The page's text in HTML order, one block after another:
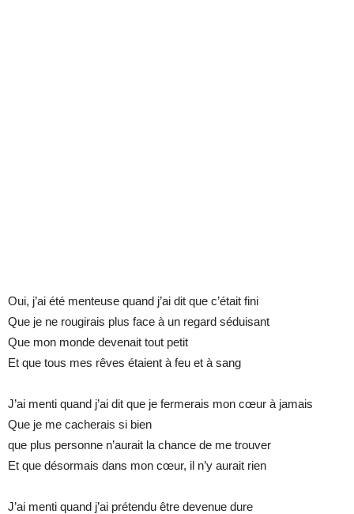
Oui, j’ai été menteuse quand j’ai dit que c’était fini
Que je ne rougirais plus face à un regard séduisant
Que mon monde devenait tout petit
Et que tous mes rêves étaient à feu et à sang
J’ai menti quand j’ai dit que je fermerais mon cœur à jamais
Que je me cacherais si bien
que plus personne n’aurait la chance de me trouver
Et que désormais dans mon cœur, il n’y aurait rien
J’ai menti quand j’ai prétendu être devenue dure